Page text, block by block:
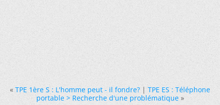
« TPE 1ère S : L'homme peut - il fondre?|TPE ES : Téléphone
portable > Recherche d'une problématique »